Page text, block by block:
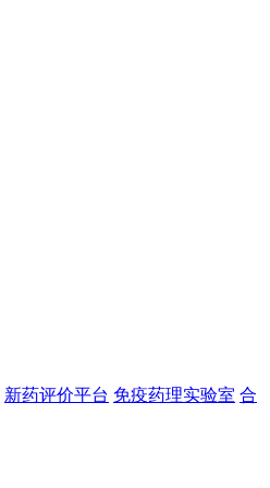
新药评价平台 免疫药理实验室 合